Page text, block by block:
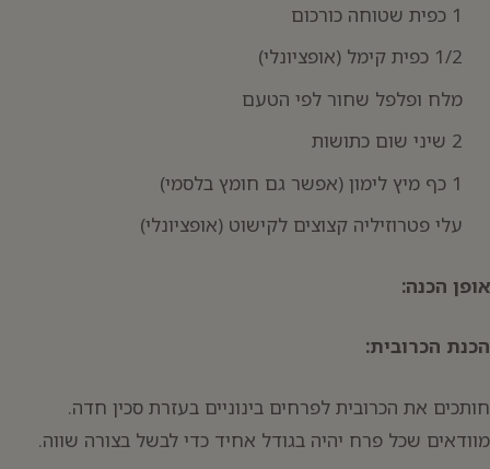
1 כפית שטוחה כורכום
1/2 כפית קימל (אופציונלי)
מלח ופלפל שחור לפי הטעם
2 שיני שום כתושות
1 כף מיץ לימון (אפשר גם חומץ בלסמי)
עלי פטרוזיליה קצוצים לקישוט (אופציונלי)
אופן הכנה:
הכנת הכרובית:
חותכים את הכרובית לפרחים בינוניים בעזרת סכין חדה.
מוודאים שכל פרח יהיה בגודל אחיד כדי לבשל בצורה שווה.